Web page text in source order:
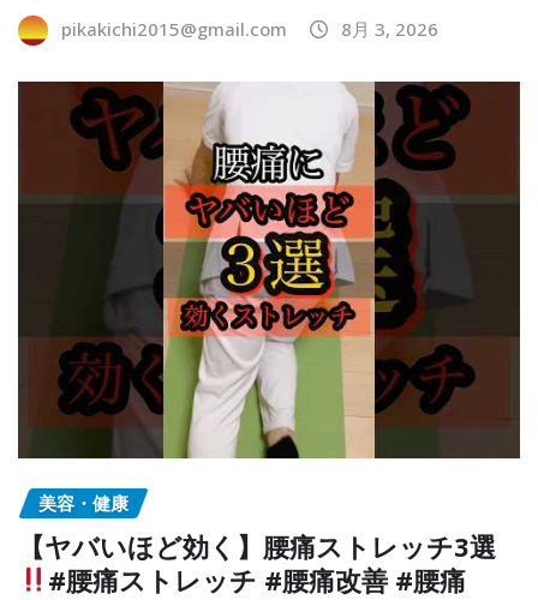
pikakichi2015@gmail.com 8月 3, 2026
美容・健康
【ヤバいほど効く】腰痛ストレッチ3選
#腰痛ストレッチ #腰痛改善 #腰痛